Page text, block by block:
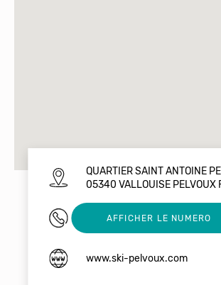
QUARTIER SAINT ANTOINE
05340 VALLOUISE PELVOUX
0492232064
AFFICHER LE NUMERO
www.ski-pelvoux.com